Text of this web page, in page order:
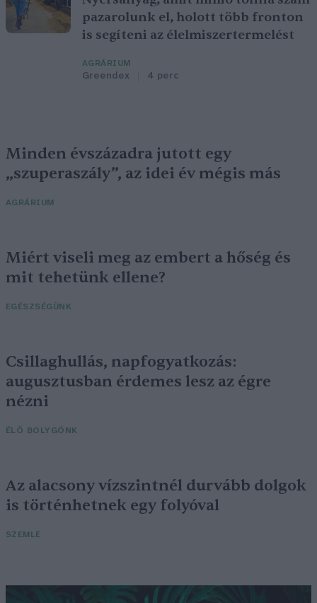
pazarolunk el, holott több fronton
is segíteni az élelmiszertermelést
AGRÁRIUM
Greendex 4 perc
Minden évszázadra jutott egy
„szuperaszály”, az idei év mégis más
AGRÁRIUM
Miért viseli meg az embert a hőség és
mit tehetünk ellene?
EGÉSZSÉGÜNK
Csillaghullás, napfogyatkozás:
augusztusban érdemes lesz az égre
nézni
ÉLŐ BOLYGÓNK
Az alacsony vízszintnél durvább dolgok
is történhetnek egy folyóval
SZEMLE